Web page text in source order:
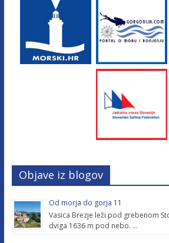
Objave iz blogov
Od morja do gorja 11
Vasica Brezje leži pod grebenom
dviga 1636 m pod nebo. …